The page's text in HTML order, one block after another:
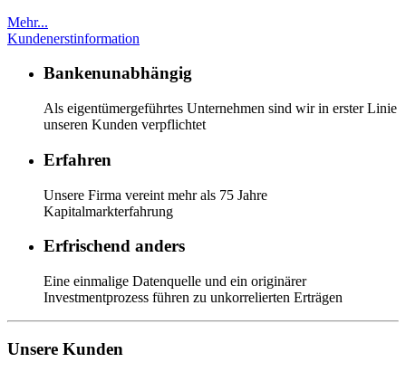
Mehr...
Kundenerstinformation
Bankenunabhängig
Als eigentümergeführtes Unternehmen sind wir in erster Linie
unseren Kunden verpflichtet
Erfahren
Unsere Firma vereint mehr als 75 Jahre
Kapitalmarkterfahrung
Erfrischend anders
Eine einmalige Datenquelle und ein originärer
Investmentprozess führen zu unkorrelierten Erträgen
Unsere Kunden